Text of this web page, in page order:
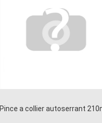
Pince a collier autoserrant